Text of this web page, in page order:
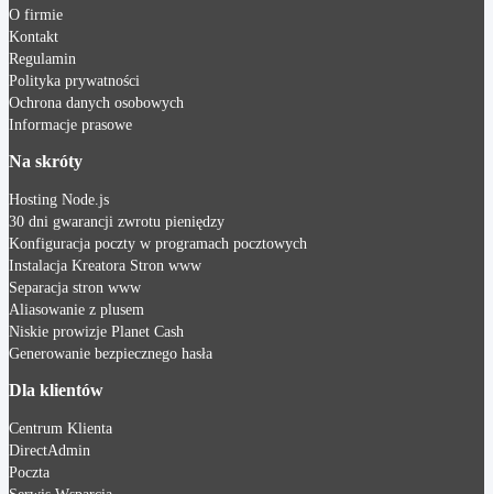
O firmie
Kontakt
Regulamin
Polityka prywatności
Ochrona danych osobowych
Informacje prasowe
Na skróty
Hosting Node.js
30 dni gwarancji zwrotu pieniędzy
Konfiguracja poczty w programach pocztowych
Instalacja Kreatora Stron www
Separacja stron www
Aliasowanie z plusem
Niskie prowizje Planet Cash
Generowanie bezpiecznego hasła
Dla klientów
Centrum Klienta
DirectAdmin
Poczta